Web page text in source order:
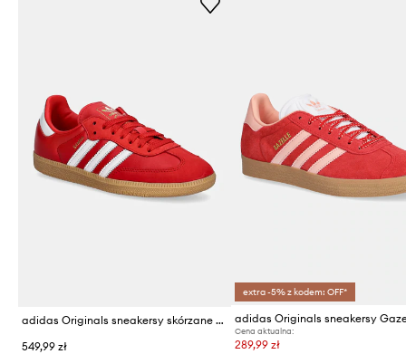
adidas Originals sneakersy skórzane Samba OG W
549,99 zł
extra -5% z kodem: OFF*
adidas Originals sneakersy
Cena aktualna:
289,99 zł